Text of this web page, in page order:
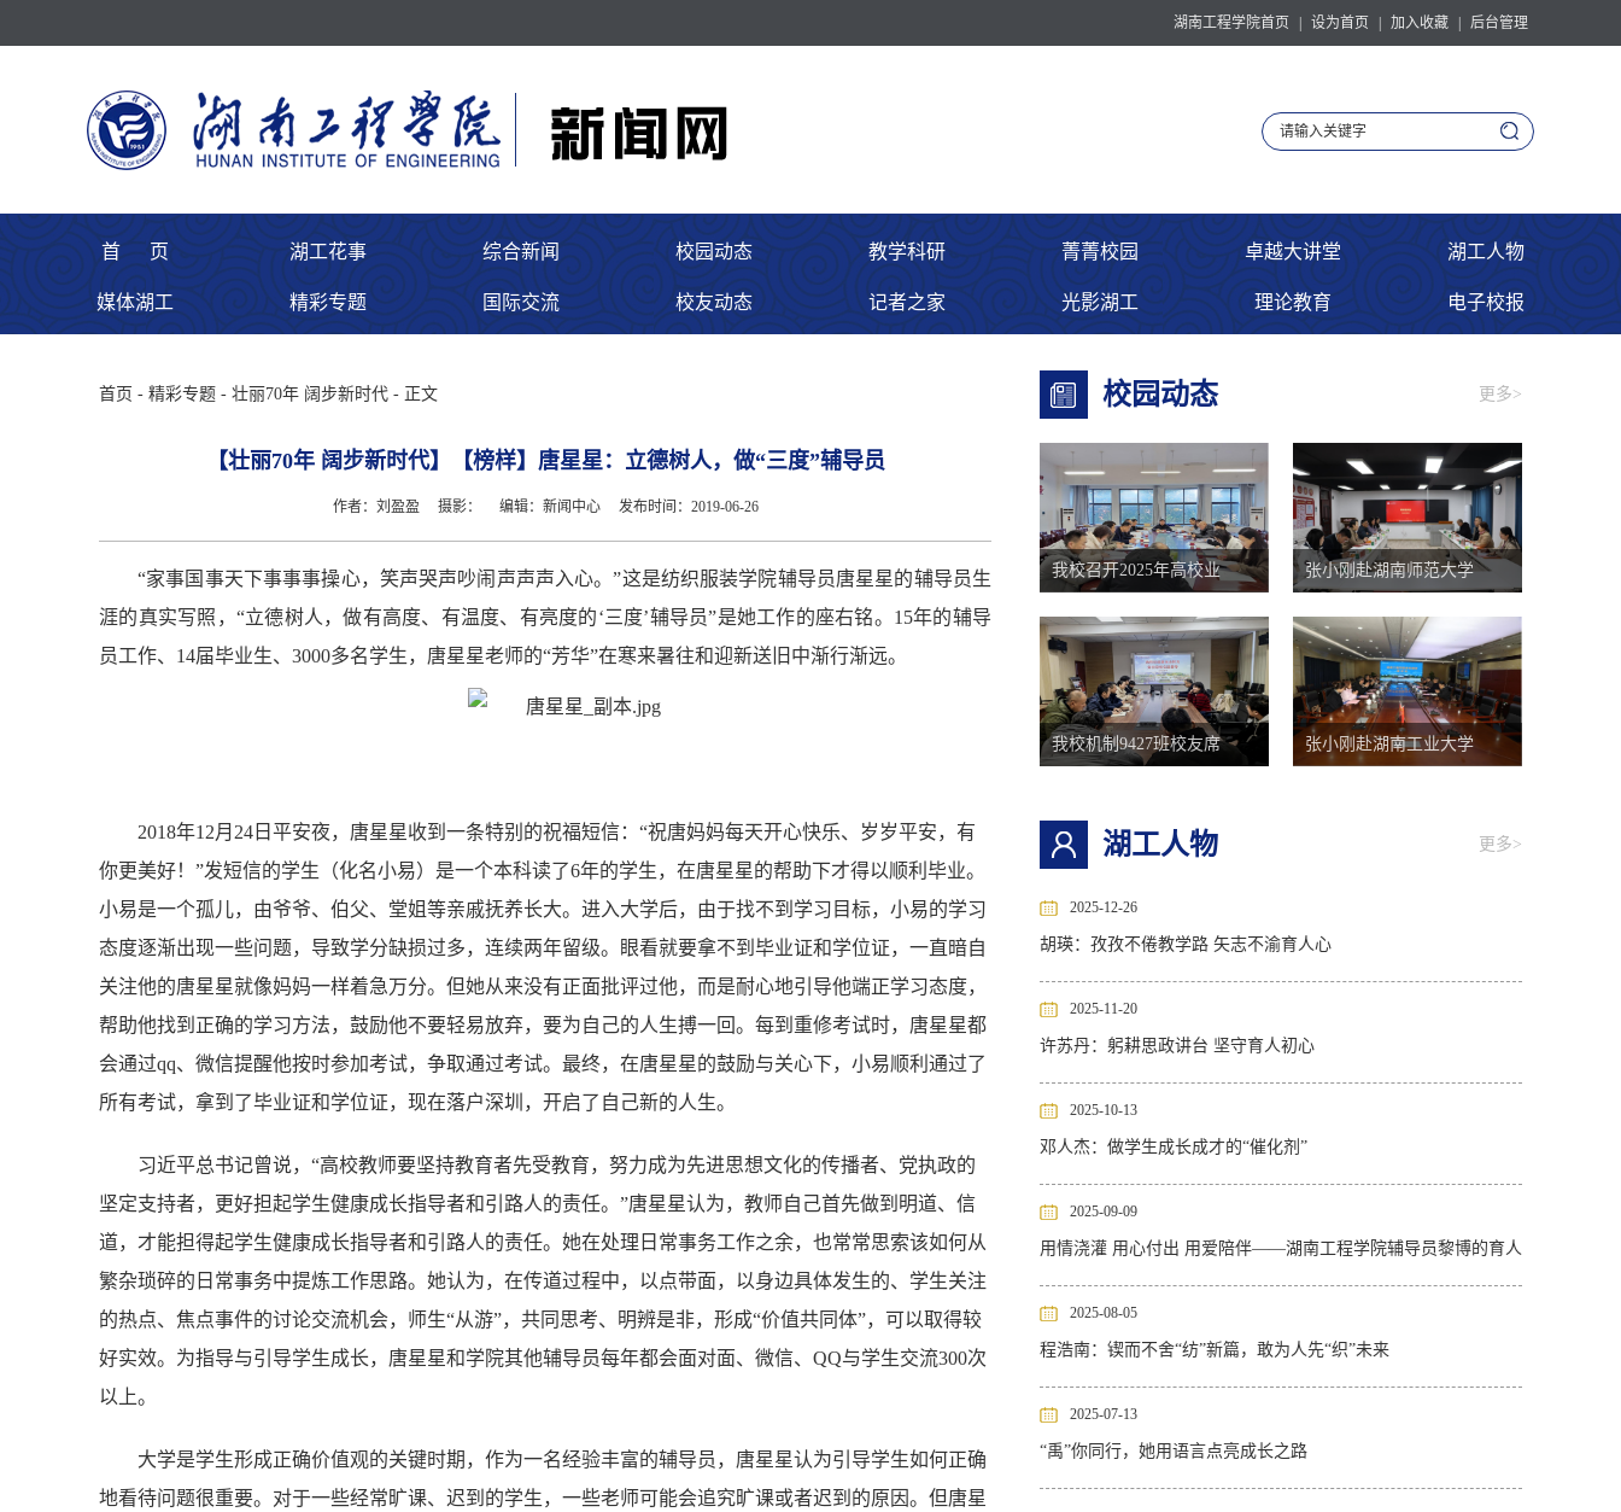
湖南工程学院首页 设为首页 加入收藏 后台管理
首 页 湖工花事 综合新闻 校园动态 教学科研 菁菁校园 卓越大讲堂 湖工人物
媒体湖工 精彩专题 国际交流 校友动态 记者之家 光影湖工 理论教育 电子校报
首页 - 精彩专题 - 壮丽70年 阔步新时代 - 正文
【壮丽70年 阔步新时代】【榜样】唐星星：立德树人，做“三度”辅导员
作者：刘盈盈 摄影： 编辑：新闻中心 发布时间：2019-06-26
“家事国事天下事事事操心，笑声哭声吵闹声声声入心。”这是纺织服装学院辅导员唐星星的辅导员生
涯的真实写照，“立德树人，做有高度、有温度、有亮度的‘三度’辅导员”是她工作的座右铭。15年的辅导
员工作、14届毕业生、3000多名学生，唐星星老师的“芳华”在寒来暑往和迎新送旧中渐行渐远。
2018年12月24日平安夜，唐星星收到一条特别的祝福短信：“祝唐妈妈每天开心快乐、岁岁平安，有
你更美好！”发短信的学生（化名小易）是一个本科读了6年的学生，在唐星星的帮助下才得以顺利毕业。
小易是一个孤儿，由爷爷、伯父、堂姐等亲戚抚养长大。进入大学后，由于找不到学习目标，小易的学习
态度逐渐出现一些问题，导致学分缺损过多，连续两年留级。眼看就要拿不到毕业证和学位证，一直暗自
关注他的唐星星就像妈妈一样着急万分。但她从来没有正面批评过他，而是耐心地引导他端正学习态度，
帮助他找到正确的学习方法，鼓励他不要轻易放弃，要为自己的人生搏一回。每到重修考试时，唐星星都
会通过qq、微信提醒他按时参加考试，争取通过考试。最终，在唐星星的鼓励与关心下，小易顺利通过了
所有考试，拿到了毕业证和学位证，现在落户深圳，开启了自己新的人生。
习近平总书记曾说，“高校教师要坚持教育者先受教育，努力成为先进思想文化的传播者、党执政的
坚定支持者，更好担起学生健康成长指导者和引路人的责任。”唐星星认为，教师自己首先做到明道、信
道，才能担得起学生健康成长指导者和引路人的责任。她在处理日常事务工作之余，也常常思索该如何从
繁杂琐碎的日常事务中提炼工作思路。她认为，在传道过程中，以点带面，以身边具体发生的、学生关注
的热点、焦点事件的讨论交流机会，师生“从游”，共同思考、明辨是非，形成“价值共同体”，可以取得较
好实效。为指导与引导学生成长，唐星星和学院其他辅导员每年都会面对面、微信、QQ与学生交流300次
以上。
大学是学生形成正确价值观的关键时期，作为一名经验丰富的辅导员，唐星星认为引导学生如何正确
地看待问题很重要。对于一些经常旷课、迟到的学生，一些老师可能会追究旷课或者迟到的原因。但唐星
校园动态 更多>
我校召开2025年高校业 张小刚赴湖南师范大学
我校机制9427班校友席 张小刚赴湖南工业大学
湖工人物 更多>
2025-12-26
胡瑛：孜孜不倦教学路 矢志不渝育人心
2025-11-20
许苏丹：躬耕思政讲台 坚守育人初心
2025-10-13
邓人杰：做学生成长成才的“催化剂”
2025-09-09
用情浇灌 用心付出 用爱陪伴——湖南工程学院辅导员黎博的育人
之路
2025-08-05
程浩南：锲而不舍“纺”新篇，敢为人先“织”未来
2025-07-13
“禹”你同行，她用语言点亮成长之路